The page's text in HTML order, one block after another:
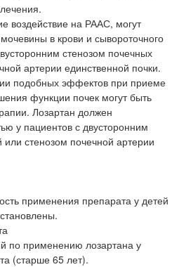
воздействие на РААС, могут
в крови и сывороточного
стенозом почечных
артерии единственной почки.
подобных эффектов при приеме
функции почек могут быть
Лозартан должен
у пациентов с двусторонним
стенозом почечной артерии
применения препарата у детей
по применению лозартана у
(старше 65 лет).